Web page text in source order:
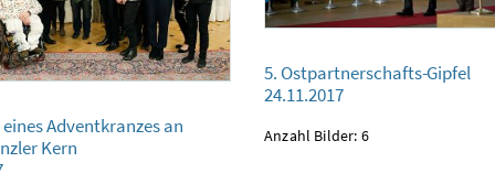
Adventkranzes an
Kern
24.11.2017
5. Ostpartnerschafts-Gipfel
24.11.2017
Anzahl Bilder: 6